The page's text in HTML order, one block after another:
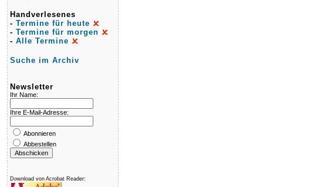
Handverlesenes
- Termine für heute
- Termine für morgen
- Alle Termine
Suche im Archiv
Newsletter
Ihr Name:
Ihre E-Mail-Adresse:
Abonnieren
Abbestellen
Download von Acrobat Reader: